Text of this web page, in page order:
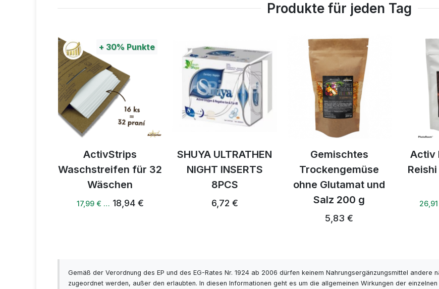
Produkte für jeden Tag
+ 30%Punkte
ActivStrips
Waschstreifen für 32
Wäschen
17,99 € … 18,94 €
SHUYA ULTRATHEN
NIGHT INSERTS
8PCS
6,72 €
Gemischtes
Trockengemüse
ohne Glutamat und
Salz 200 g
5,83 €
Activ
Gemäß der Verordnung des EP und des EG-Rates Nr. 1924 ab 2006 dürfen keinem Nahrungsergänzungsmittel andere
zugeordnet werden, außer den erlaubten. In diesen Informationen geht es um die allgemeinen Wirkungen der